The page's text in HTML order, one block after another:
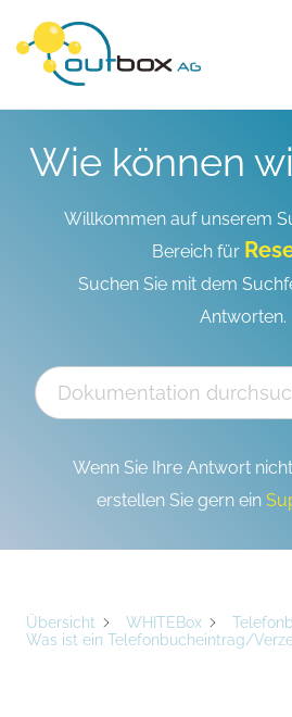
Wie können
Willkommen auf unserem
Bereich für
Suchen Sie mit dem
Antworten.
Wenn Sie Ihre Antwort
erstellen Sie gern ein
Übersicht WHITEBox
Was ist ein Telefonbucheintrag/